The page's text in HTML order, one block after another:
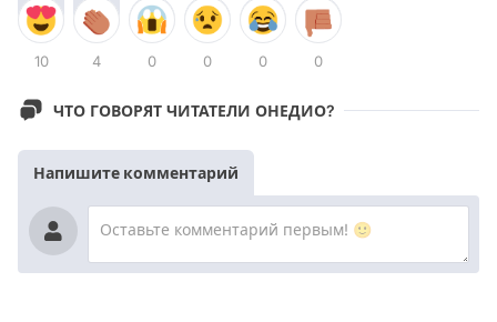
10 4 0 0 0 0
ЧТО ГОВОРЯТ ЧИТАТЕЛИ ОНЕДИО?
Напишите комментарий